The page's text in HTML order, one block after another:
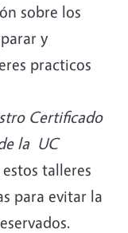
sobre los
y
practicos
Certificado
la UC
talleres
para evitar la